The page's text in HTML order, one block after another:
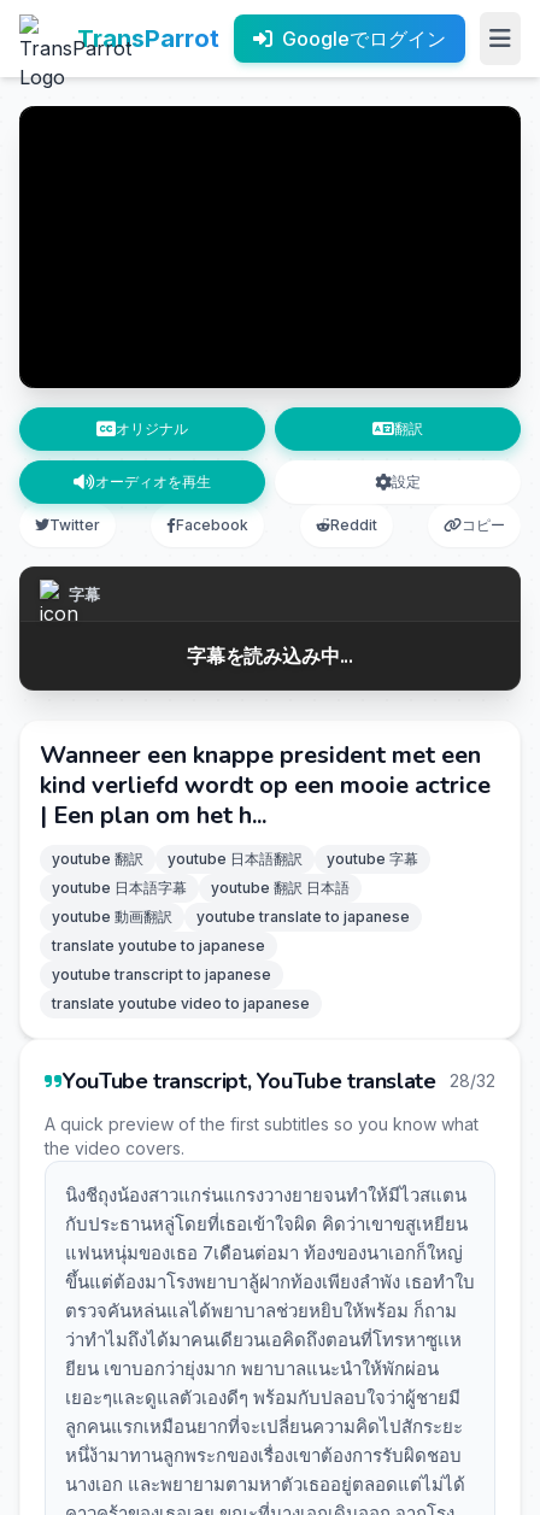
TransParrot Googleでログイン
オリジナル 翻訳
オーディオを再生 設定
Twitter Facebook Reddit コピー
字幕
字幕を読み込み中...
Wanneer een knappe president met een
kind verliefd wordt op een mooie actrice
| Een plan om het h...
youtube 翻訳 youtube 日本語翻訳
youtube 字幕
youtube 日本語字幕
youtube 翻訳 日本語
youtube 動画翻訳
youtube translate to japanese
translate youtube to japanese
youtube transcript to japanese
translate youtube video to japanese
YouTube transcript, YouTube translate 28/32
A quick preview of the first subtitles so you know what
the video covers.
นิงชีถุงน้องสาวแกร่นแกรงวางยายจนทำให้มีไวสแตน
กับประธานหลู่โดยที่เธอเข้าใจผิด คิดว่าเขาขสูเหยียน
แฟนหนุ่มของเธอ 7เดือนต่อมา ท้องของนาเอกก็ใหญ่
ขึ้นแต่ต้องมาโรงพยาบาลู้ฝากท้องเพียงลำพัง เธอทำใบ
ตรวจคันหล่นแลได้พยาบาลช่วยหยิบให้พร้อม ก็ถาม
ว่าทำไมถึงได้มาคนเดียวนเอคิดถึงตอนที่โทรหาซูเเห
ยียน เขาบอกว่ายุ่งมาก พยาบาลแนะนำให้พักผ่อน
เยอะๆและดูแลตัวเองดีๆ พร้อมกับปลอบใจว่าผู้ชายมี
ลูกคนแรกเหมือนยากที่จะเปลี่ยนความคิดไปสักระยะ
หนึ่ง้ามาทานลูกพระกของเรื่องเขาต้องการรับผิดชอบ
นางเอก และพยายามตามหาตัวเธออยู่ตลอดแต่ไม่ได้